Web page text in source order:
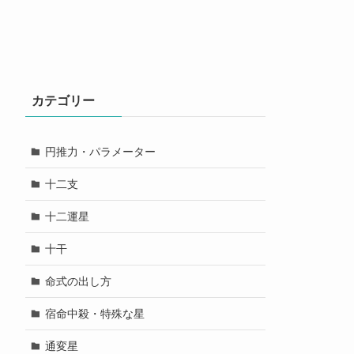
カテゴリー
円推力・パラメーター
十二支
十二運星
十干
命式の出し方
宿命中殺・特殊な星
通変星